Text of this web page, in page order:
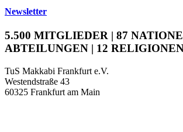
Newsletter
5.500 MITGLIEDER | 87
ABTEILUNGEN | 12
TuS Makkabi Frankfurt e.V.
Westendstraße 43
60325 Frankfurt am Main